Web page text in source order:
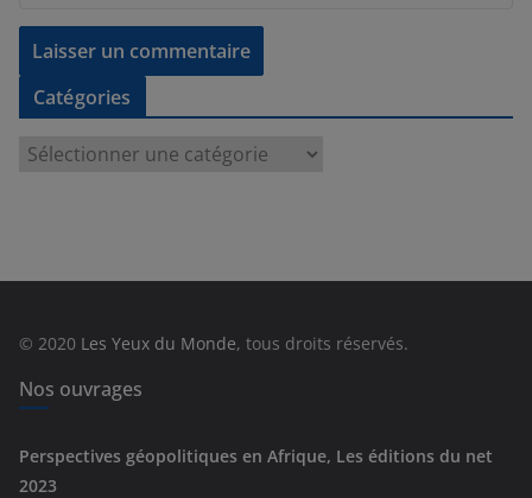
Catégories
e
© 2020 Les Yeux du Monde, tous droits réservés.
Nos ouvrages
Perspectives géopolitiques en Afrique, Les éditions du net
2023